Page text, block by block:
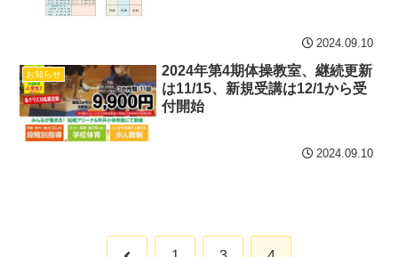
2024.09.10
お知らせ
2024年第4期体操教室、継続更新
は11/15、新規受講は12/1から受
付開始
2024.09.10